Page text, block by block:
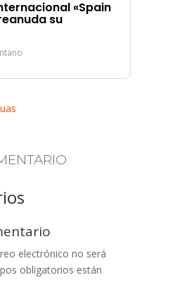
«Spain
su
electrónico no será
obligatorios están